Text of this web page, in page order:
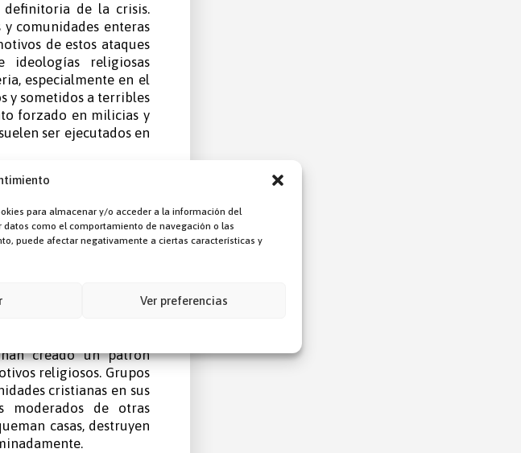
para almacenar y/o acceder a la información del
como el comportamiento de navegación o las
puede afectar negativamente a ciertas características y
Ver preferencias
definitoria de la crisis.
y comunidades enteras
de estos ataques
ideologías religiosas
especialmente en el
y sometidos a terribles
forzado en milicias y
ser ejecutados en
¿Cuál es la razón de
de múltiples fuerzas
décadas y se han
para los cristianos.
de extremismo
y profundas
moderados de otras
creado un patrón
religiosos. Grupos
cristianas en sus
moderados de otras
casas, destruyen